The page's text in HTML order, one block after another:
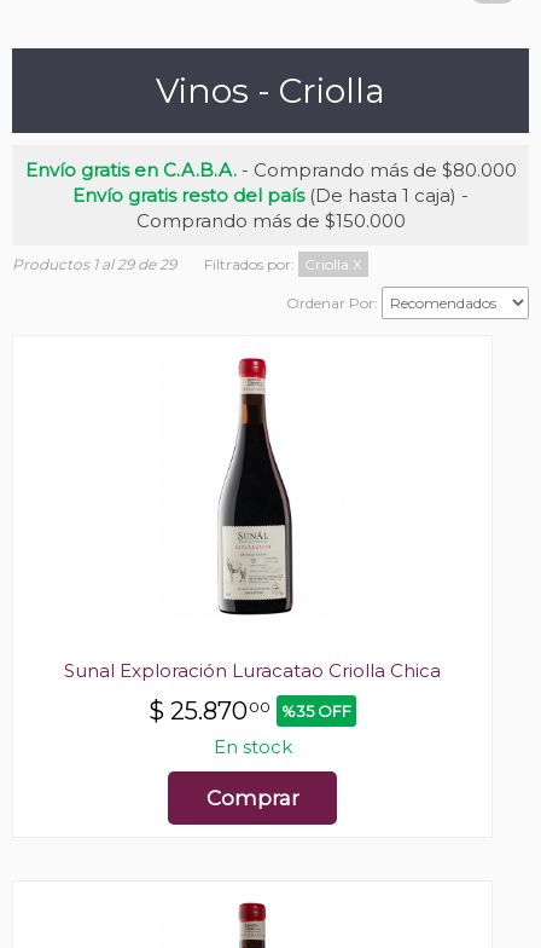
Vinos - Criolla
Envío gratis en C.A.B.A.- Comprando más de $80.000
Envío gratis resto del país(De hasta 1 caja) -
Comprando más de $150.000
Productos 1 al 29 de 29 Filtrados por: Criolla X
Ordenar Por:
Sunal Exploración Luracatao Criolla Chica
$ 25.87000 %35 OFF
En stock
Comprar